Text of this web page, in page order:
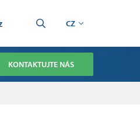
CZ
KONTAKTUJTE NÁS